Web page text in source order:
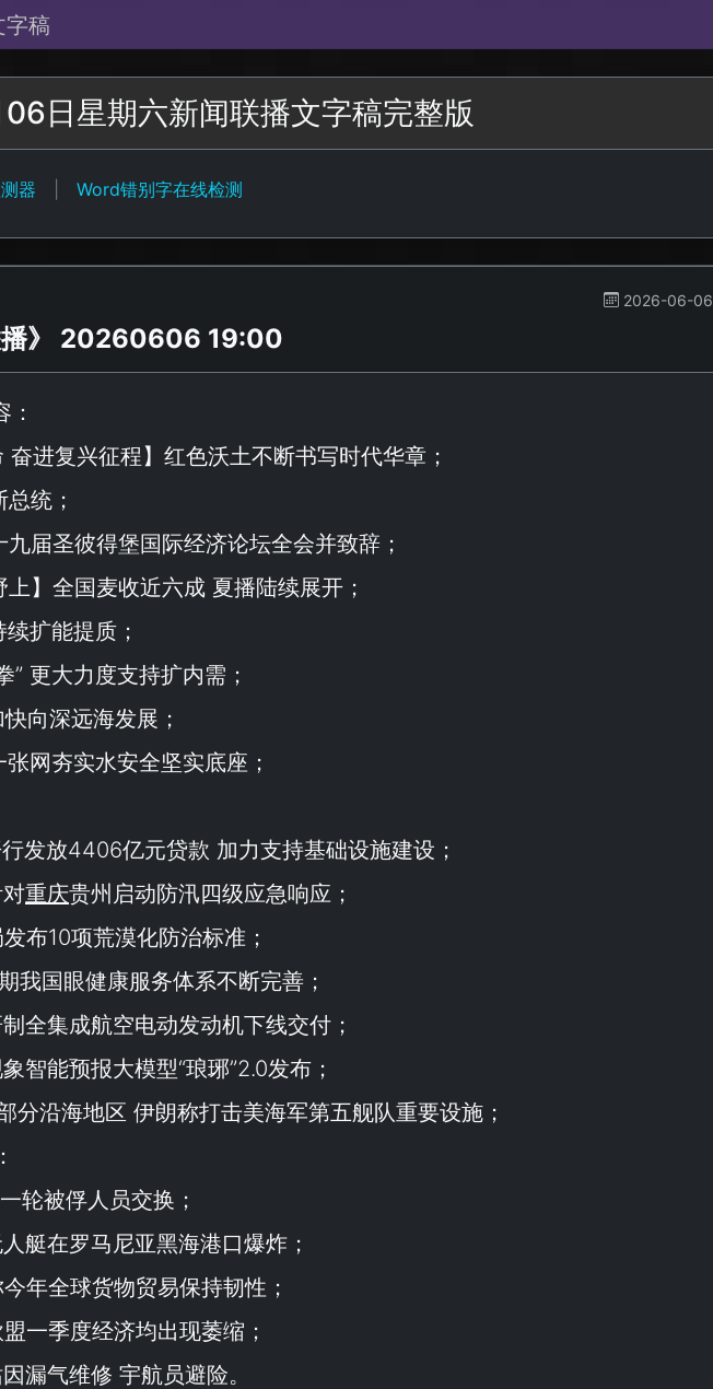
稿
日星期六新闻联播文字稿完整版
器 Word错别字在线检测
2026-06-06
播》 20260606 19:00
奋进复兴征程】红色沃土不断书写时代华章；
统；
届圣彼得堡国际经济论坛全会并致辞；
上】全国麦收近六成 夏播陆续展开；
扩能提质；
” 更大力度支持扩内需；
向深远海发展；
张网夯实水安全坚实底座；
发放4406亿元贷款 加力支持基础设施建设；
重庆贵州启动防汛四级应急响应；
布10项荒漠化防治标准；
我国眼健康服务体系不断完善；
全集成航空电动发动机下线交付；
智能预报大模型“琅琊”2.0发布；
分沿海地区 伊朗称打击美海军第五舰队重要设施；
轮被俘人员交换；
艇在罗马尼亚黑海港口爆炸；
年全球货物贸易保持韧性；
一季度经济均出现萎缩；
漏气维修 宇航员避险。